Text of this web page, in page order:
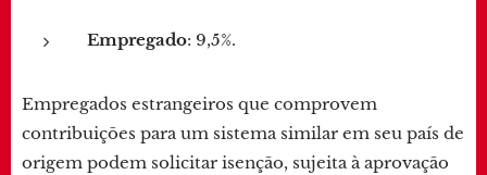
Empregado: 9,5%.
Empregados estrangeiros que comprovem
contribuições para um sistema similar em seu país de
origem podem solicitar isenção, sujeita à aprovação